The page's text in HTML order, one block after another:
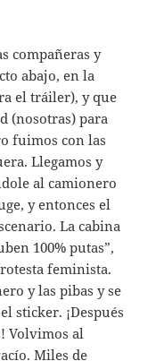
compañeras y
abajo, en la
el tráiler), y que
(nosotras) para
fuimos con las
Llegamos y
al camionero
y entonces el
La cabina
100% putas”,
feminista.
y las pibas y se
sticker. ¡Después
Volvimos al
Miles de